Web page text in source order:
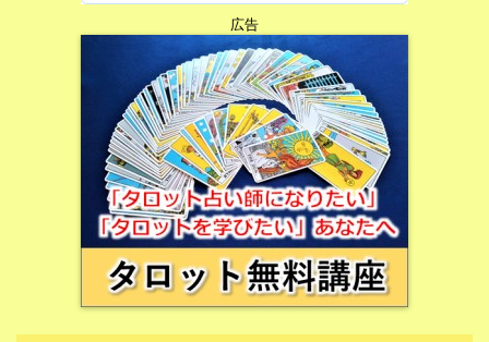
広告
広告